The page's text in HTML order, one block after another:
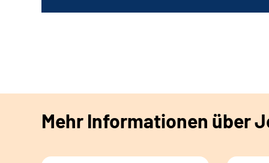
Mehr Informationen über